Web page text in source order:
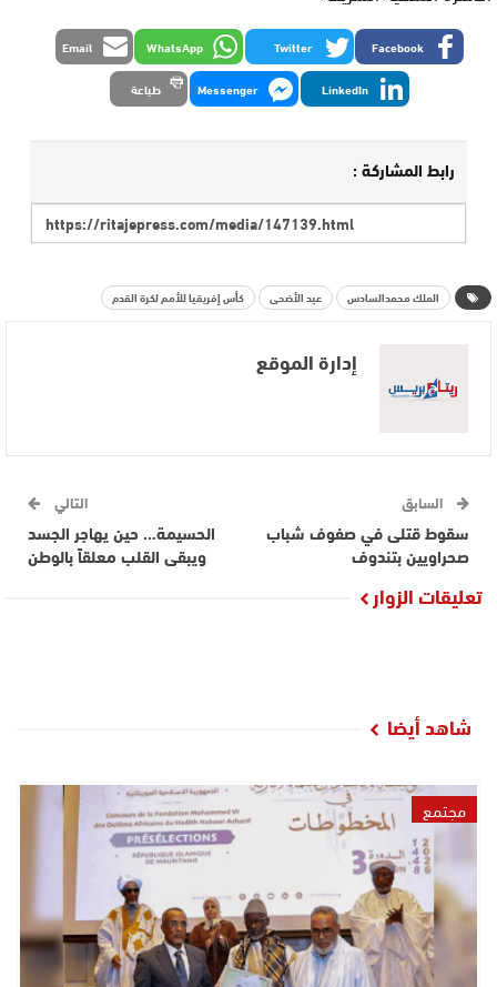
Facebook
Twitter
WhatsApp
Email
LinkedIn
Messenger طباعة
رابط المشاركة :
الملك محمدالسادس عيد الأضحى كأس إفريقيا للأمم لكرة القدم
إدارة الموقع
السابق
سقوط قتلى في صفوف شباب
صحراويين بتندوف
التالي
الحسيمة… حين يهاجر الجسد
ويبقى القلب معلقاً بالوطن
تعليقات الزوار
شاهد أيضا
مجتمع